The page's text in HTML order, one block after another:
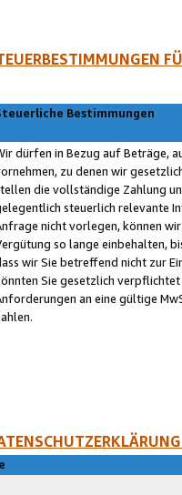
Bestimmungen
dürfen in Bezug auf Beträge,
zu denen wir
die vollständige Zahlung
steuerlich relevante
nicht vorlegen, können
so lange einbehalten,
wir Sie betreffend nicht zur
Sie gesetzlich verpflichtet
an eine gültige